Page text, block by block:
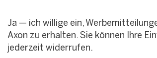
Ja — ich willige ein,
Axon zu erhalten. Sie können Ihre
jederzeit widerrufen.